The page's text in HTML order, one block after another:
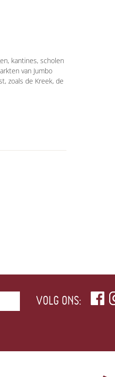
kantines, scholen
van Jumbo
zoals de Kreek, de
VOLG ONS: